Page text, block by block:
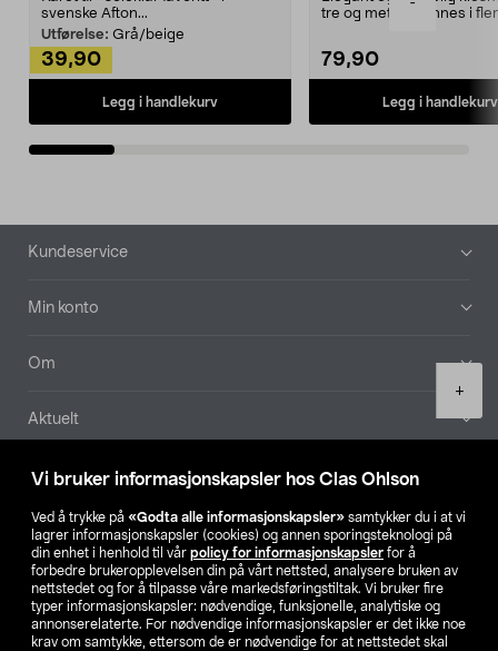
Vi bruker informasjonskapsler hos Clas Ohlson
Ved å trykke på «Godta alle informasjonskapsler» samtykker du i at vi
lagrer informasjonskapsler (cookies) og annen sporingsteknologi på
din enhet i henhold til vår policy for informasjonskapsler for å
forbedre brukeropplevelsen din på vårt nettsted, analysere bruken av
nettstedet og for å tilpasse våre markedsføringstiltak. Vi bruker fire
typer informasjonskapsler: nødvendige, funksjonelle, analytiske og
annonserelaterte. For nødvendige informasjonskapsler er det ikke noe
krav om samtykke, ettersom de er nødvendige for at nettstedet skal
+
svenske Afton...
Utførelse: Grå/beige
39,90
Legg i handlekurv
tre og metall – finnes i
79,90
Legg i handlekurv
Bunntekst
Kundeservice
Min konto
Om
Aktuelt
Våre selskaper
Finn din butikk
SE NO FI